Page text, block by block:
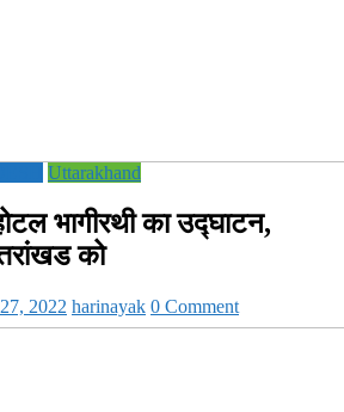
Uttarakhand
भागीरथी का उद्घाटन,
को
2022 harinayak 0 Comment